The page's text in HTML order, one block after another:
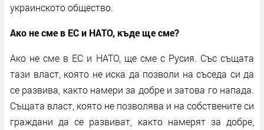
украинското общество.
Ако не сме в ЕС и НАТО, къде ще сме?
Ако не сме в ЕС и НАТО, ще сме с Русия. Със същата
тази власт, която не иска да позволи на съседа си да
се развива, както намери за добре и затова го напада.
Същата власт, която не позволява и на собствените си
граждани да се развиват, както намерят за добре,